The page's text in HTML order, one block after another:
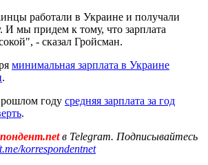
работали в Украине и получали
И мы придем к тому, что зарплата
- сказал Гройсман.
минимальная зарплата в Украине
.
году средняя зарплата за год
.
в Telegram. Подписывайтесь
korrespondentnet